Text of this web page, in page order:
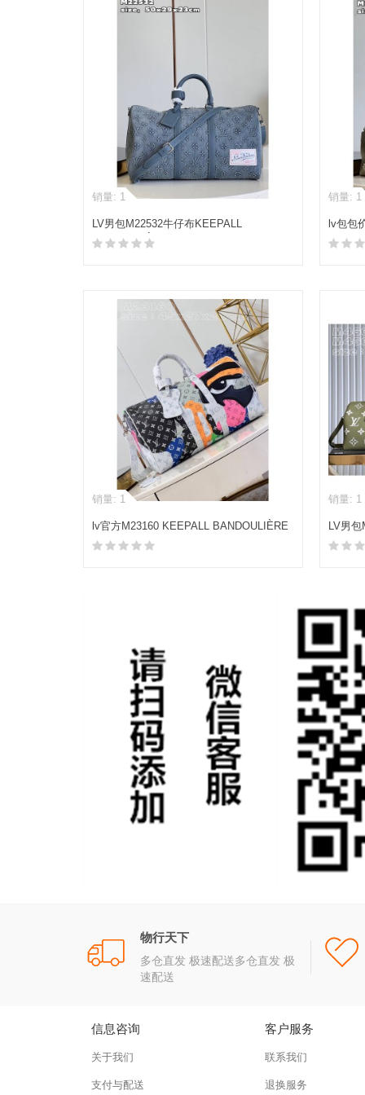
销量: 1
LV男包M22532牛仔布KEEPALL
BANDOULIÈRE 50 旅行袋
销量: 1
lv包包
销量: 1
lv官方M23160 KEEPALL BANDOULIÈRE
45 旅行袋
销量: 1
LV男
物行天下
多仓直发 极速配送多仓直发 极
速配送
信息咨询
关于我们
支付与配送
客户服务
联系我们
退换服务